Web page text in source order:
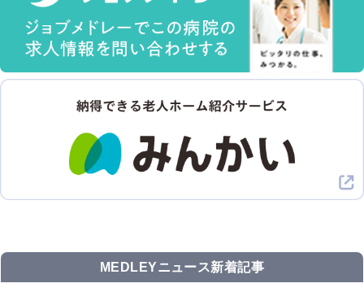
MEDLEYニュース新着記事